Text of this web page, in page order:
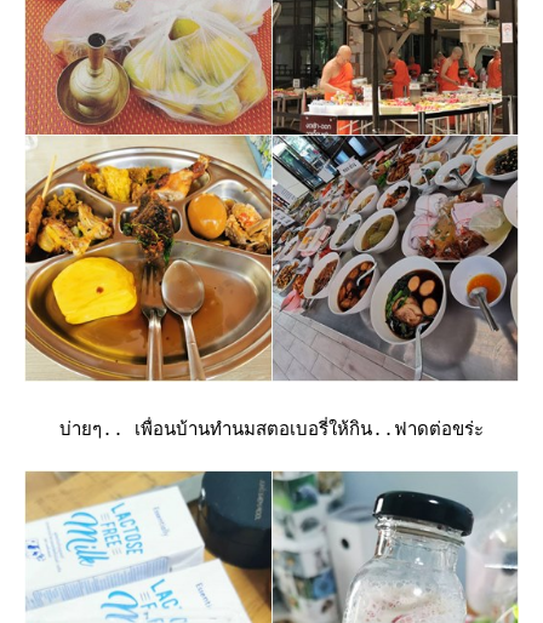
บ่ายๆ.. เพื่อนบ้านทำนมสตอเบอรี่ให้กิน..ฟาดต่อขร่ะ